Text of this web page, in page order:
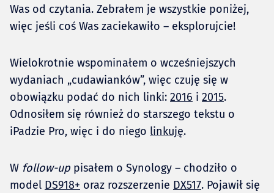
Was od czytania. Zebrałem je wszystkie poniżej,
więc jeśli coś Was zaciekawiło – eksplorujcie!
Wielokrotnie wspominałem o wcześniejszych
wydaniach „cudawianków”, więc czuję się w
obowiązku podać do nich linki: 2016 i 2015.
Odnosiłem się również do starszego tekstu o
iPadzie Pro, więc i do niego linkuję.
W follow-up pisałem o Synology – chodziło o
model DS918+ oraz rozszerzenie DX517. Pojawił się